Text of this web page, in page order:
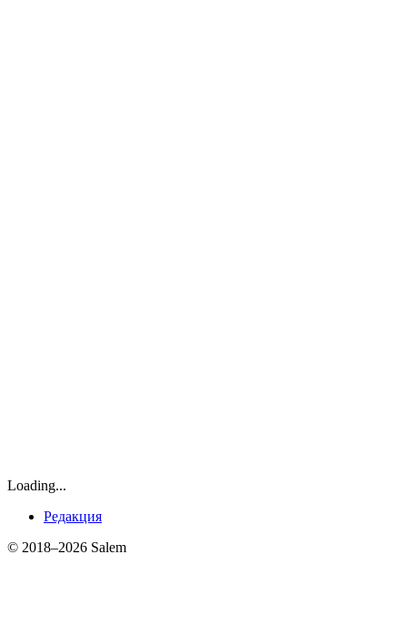
Loading...
Редакция
© 2018–2026 Salem